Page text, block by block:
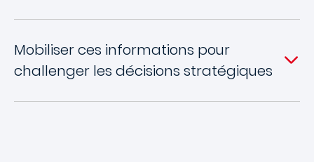
Mobiliser ces informations pour
challenger les décisions stratégiques